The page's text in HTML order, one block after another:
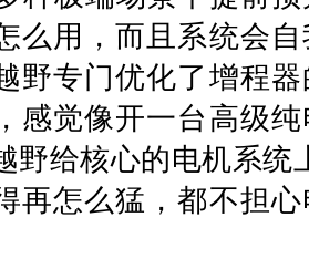
么用，而且系统会
野专门优化了增程
感觉像开一台高级
野给核心的电机系统
再怎么猛，都不担